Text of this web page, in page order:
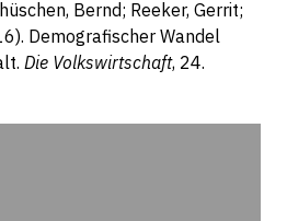
Bernd; Reeker, Gerrit;
Demografischer Wandel
Die Volkswirtschaft, 24.